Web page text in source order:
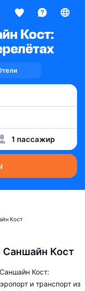
Кост:
1 пассажир
Кост
Саншайн Кост
Кост:
и транспорт из